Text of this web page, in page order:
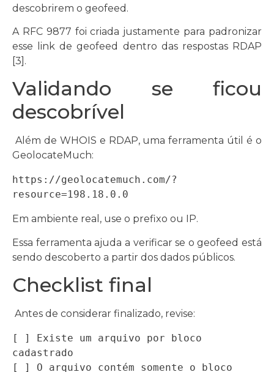
descobrirem o geofeed.
A RFC 9877 foi criada justamente para padronizar
esse link de geofeed dentro das respostas RDAP
[3].
Validando se ficou
descobrível
Além de WHOIS e RDAP, uma ferramenta útil é o
GeolocateMuch:
https://geolocatemuch.com/?
resource=198.18.0.0
Em ambiente real, use o prefixo ou IP.
Essa ferramenta ajuda a verificar se o geofeed está
sendo descoberto a partir dos dados públicos.
Checklist final
Antes de considerar finalizado, revise:
[ ] Existe um arquivo por bloco
cadastrado
[ ] O arquivo contém somente o bloco